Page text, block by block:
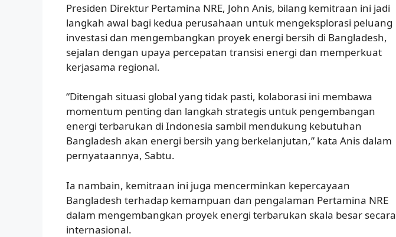
Presiden Direktur Pertamina NRE, John Anis, bilang kemitraan ini jadi
langkah awal bagi kedua perusahaan untuk mengeksplorasi peluang
investasi dan mengembangkan proyek energi bersih di Bangladesh,
sejalan dengan upaya percepatan transisi energi dan memperkuat
kerjasama regional.
“Ditengah situasi global yang tidak pasti, kolaborasi ini membawa
momentum penting dan langkah strategis untuk pengembangan
energi terbarukan di Indonesia sambil mendukung kebutuhan
Bangladesh akan energi bersih yang berkelanjutan,” kata Anis dalam
pernyataannya, Sabtu.
Ia nambain, kemitraan ini juga mencerminkan kepercayaan
Bangladesh terhadap kemampuan dan pengalaman Pertamina NRE
dalam mengembangkan proyek energi terbarukan skala besar secara
internasional.